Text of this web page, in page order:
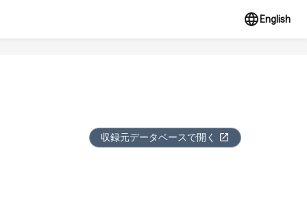
English
収録元データベースで開く